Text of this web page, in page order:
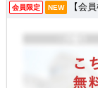
会員限定 NEW 【会